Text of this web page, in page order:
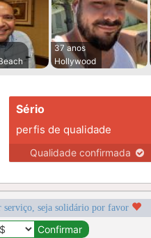
37 anos
Hollywood
Sério
perfis de qualidade
Qualidade confirmada
serviço, seja solidário por favor